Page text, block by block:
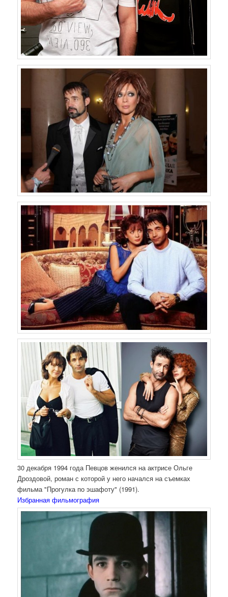
30 декабря 1994 года Певцов женился на актрисе Ольге
Дроздовой, роман с которой у него начался на съемках
фильма "Прогулка по эшафоту" (1991).
Избранная фильмография